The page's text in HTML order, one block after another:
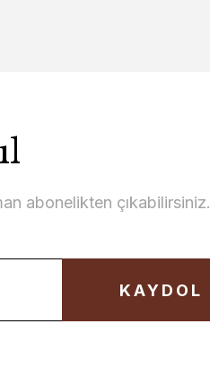
abonelikten çıkabilirsiniz.
KAYDOL